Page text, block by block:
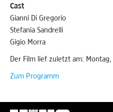
Cast
Gianni Di Gregorio
Stefania Sandrelli
Gigio Morra
Der Film lief zuletzt am:
Zum Programm